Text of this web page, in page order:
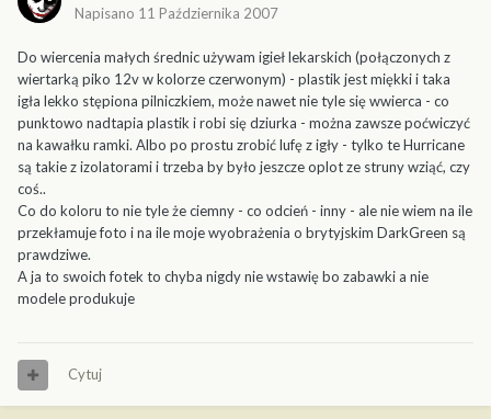
Napisano 11 Października 2007
Do wiercenia małych średnic używam igieł lekarskich (połączonych z
wiertarką piko 12v w kolorze czerwonym) - plastik jest miękki i taka
igła lekko stępiona pilniczkiem, może nawet nie tyle się wwierca - co
punktowo nadtapia plastik i robi się dziurka - można zawsze poćwiczyć
na kawałku ramki. Albo po prostu zrobić lufę z igły - tylko te Hurricane
są takie z izolatorami i trzeba by było jeszcze oplot ze struny wziąć, czy
coś..
Co do koloru to nie tyle że ciemny - co odcień - inny - ale nie wiem na ile
przekłamuje foto i na ile moje wyobrażenia o brytyjskim DarkGreen są
prawdziwe.
A ja to swoich fotek to chyba nigdy nie wstawię bo zabawki a nie
modele produkuje
Cytuj